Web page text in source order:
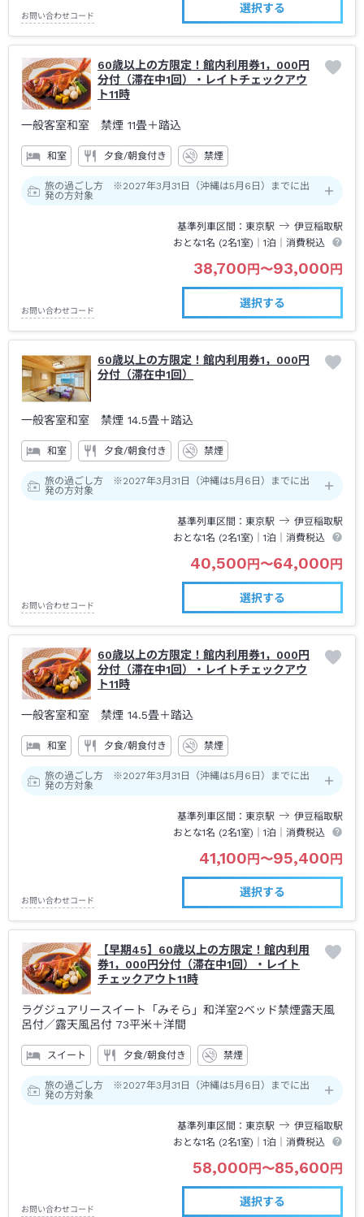
お問い合わせコード
選択する
60歳以上の方限定！館内利用券1，000円
分付（滞在中1回）・レイトチェックアウ
ト11時
一般客室和室 禁煙 11畳＋踏込
和室 夕食/朝食付き 禁煙
旅の過ごし方 ※2027年3月31日（沖縄は5月6日）までに出
発の方対象
基準列車区間 東京駅 伊豆稲取駅
おとな1名 (2名1室)｜1泊 ｜消費税込
38,700 円 〜93,000 円
お問い合わせコード
選択する
60歳以上の方限定！館内利用券1，000円
分付（滞在中1回）
一般客室和室 禁煙 14.5畳＋踏込
和室 夕食/朝食付き 禁煙
旅の過ごし方 ※2027年3月31日（沖縄は5月6日）までに出
発の方対象
基準列車区間 東京駅 伊豆稲取駅
おとな1名 (2名1室)｜1泊 ｜消費税込
40,500 円 〜64,000 円
お問い合わせコード
選択する
60歳以上の方限定！館内利用券1，000円
分付（滞在中1回）・レイトチェックアウ
ト11時
一般客室和室 禁煙 14.5畳＋踏込
和室 夕食/朝食付き 禁煙
旅の過ごし方 ※2027年3月31日（沖縄は5月6日）までに出
発の方対象
基準列車区間 東京駅 伊豆稲取駅
おとな1名 (2名1室)｜1泊 ｜消費税込
41,100 円 〜95,400 円
お問い合わせコード
選択する
【早期45】60歳以上の方限定！館内利用
券1，000円分付（滞在中1回）・レイト
チェックアウト11時
ラグジュアリースイート「みそら」和洋室2ベッド禁煙露天風
呂付／露天風呂付 73平米＋洋間
スイート 夕食/朝食付き 禁煙
旅の過ごし方 ※2027年3月31日（沖縄は5月6日）までに出
発の方対象
基準列車区間 東京駅 伊豆稲取駅
おとな1名 (2名1室)｜1泊 ｜消費税込
58,000円〜85,600円
お問い合わせコード
選択する